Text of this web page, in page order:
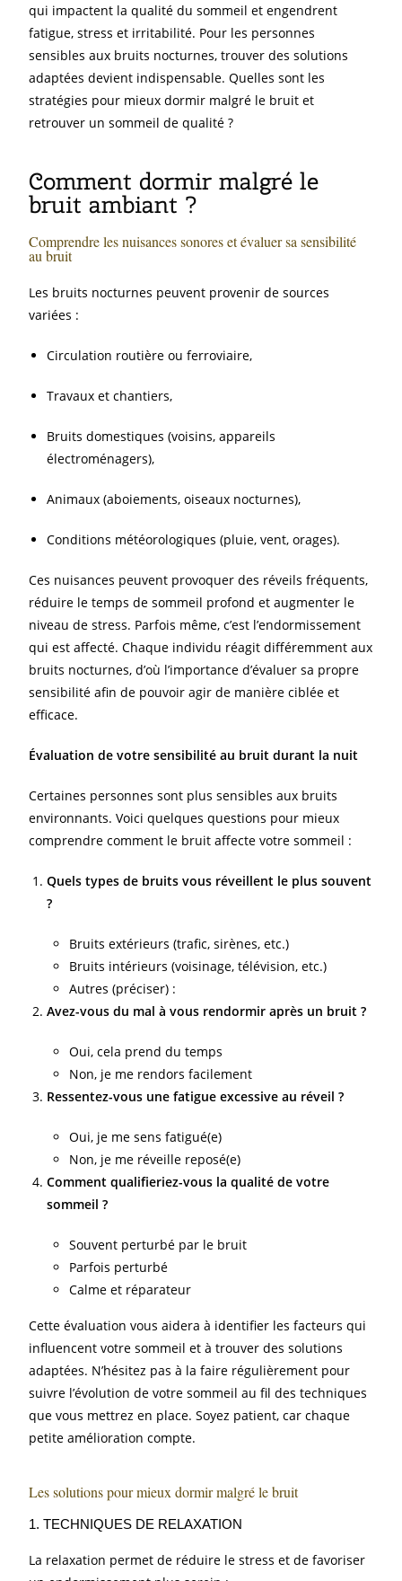
qui impactent la qualité du sommeil et engendrent
fatigue, stress et irritabilité. Pour les personnes
sensibles aux bruits nocturnes, trouver des solutions
adaptées devient indispensable. Quelles sont les
stratégies pour mieux dormir malgré le bruit et
retrouver un sommeil de qualité ?
Comment dormir malgré le
bruit ambiant ?
Comprendre les nuisances sonores et évaluer sa sensibilité
au bruit
Les bruits nocturnes peuvent provenir de sources
variées :
Circulation routière ou ferroviaire,
Travaux et chantiers,
Bruits domestiques (voisins, appareils
électroménagers),
Animaux (aboiements, oiseaux nocturnes),
Conditions météorologiques (pluie, vent, orages).
Ces nuisances peuvent provoquer des réveils fréquents,
réduire le temps de sommeil profond et augmenter le
niveau de stress. Parfois même, c’est l’endormissement
qui est affecté. Chaque individu réagit différemment aux
bruits nocturnes, d’où l’importance d’évaluer sa propre
sensibilité afin de pouvoir agir de manière ciblée et
efficace.
Évaluation de votre sensibilité au bruit durant la nuit
Certaines personnes sont plus sensibles aux bruits
environnants. Voici quelques questions pour mieux
comprendre comment le bruit affecte votre sommeil :
Quels types de bruits vous réveillent le plus souvent
?
Bruits extérieurs (trafic, sirènes, etc.)
Bruits intérieurs (voisinage, télévision, etc.)
Autres (préciser) :
Avez-vous du mal à vous rendormir après un bruit ?
Oui, cela prend du temps
Non, je me rendors facilement
Ressentez-vous une fatigue excessive au réveil ?
Oui, je me sens fatigué(e)
Non, je me réveille reposé(e)
Comment qualifieriez-vous la qualité de votre
sommeil ?
Souvent perturbé par le bruit
Parfois perturbé
Calme et réparateur
Cette évaluation vous aidera à identifier les facteurs qui
influencent votre sommeil et à trouver des solutions
adaptées. N’hésitez pas à la faire régulièrement pour
suivre l’évolution de votre sommeil au fil des techniques
que vous mettrez en place. Soyez patient, car chaque
petite amélioration compte.
Les solutions pour mieux dormir malgré le bruit
1. TECHNIQUES DE RELAXATION
La relaxation permet de réduire le stress et de favoriser